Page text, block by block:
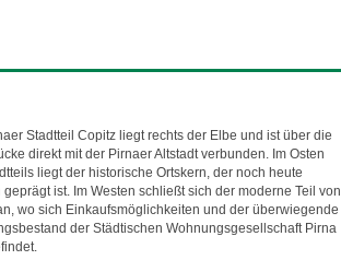
Stadtteil Copitz liegt rechts der Elbe und ist über die
direkt mit der Pirnaer Altstadt verbunden. Im Osten
liegt der historische Ortskern, der noch heute
geprägt ist. Im Westen schließt sich der moderne Teil von
wo sich Einkaufsmöglichkeiten und der überwiegende
der Städtischen Wohnungsgesellschaft Pirna